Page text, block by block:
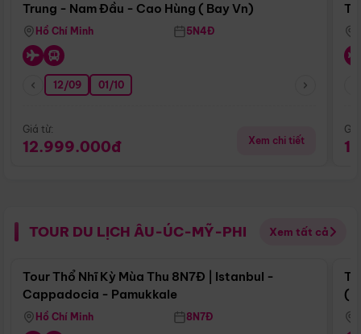
Trung - Nam Đầu - Cao Hùng ( Bay Vn)
Hồ Chí Minh 5N4Đ
12/09 01/10
Giá từ:
12.999.000đ Xem chi tiết
TOUR DU LỊCH ÂU-ÚC-MỸ-PHI Xem tất cả
Điểm nổi bật
Tour Thổ Nhĩ Kỳ Mùa Thu 8N7Đ | Istanbul -
Cappadocia - Pamukkale
Hồ Chí Minh 8N7Đ